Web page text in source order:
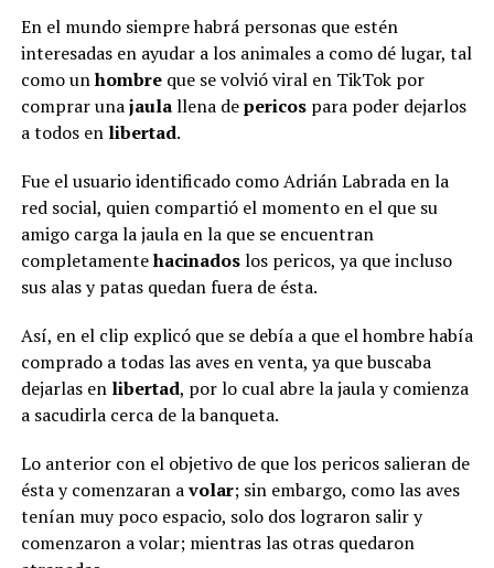
En el mundo siempre habrá personas que estén
interesadas en ayudar a los animales a como dé lugar, tal
como unhombreque se volvió viral en TikTok por
comprar unajaulallena depericospara poder dejarlos
a todos en libertad.
Fue el usuario identificado como Adrián Labrada en la
red social, quien compartió el momento en el que su
amigo carga la jaula en la que se encuentran
completamentehacinadoslos pericos, ya que incluso
sus alas y patas quedan fuera de ésta.
Así, en el clip explicó que se debía a que el hombre había
comprado a todas las aves en venta, ya que buscaba
dejarlas en libertad, por lo cual abre la jaula y comienza
a sacudirla cerca de la banqueta.
Lo anterior con el objetivo de que los pericos salieran de
ésta y comenzaran avolar; sin embargo, como las aves
tenían muy poco espacio, solo dos lograron salir y
comenzaron a volar; mientras las otras quedaron